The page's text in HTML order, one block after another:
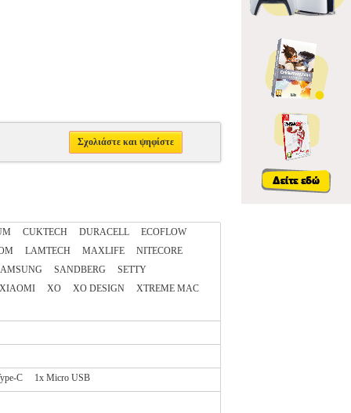
Σχολιάστε και ψηφίστε
CUKTECH DURACELL
ECOFLOW
LAMTECH MAXLIFE
NITECORE
SANDBERG
SETTY
XIAOMI XO XO DESIGN
XTREME MAC
C 1x Micro USB